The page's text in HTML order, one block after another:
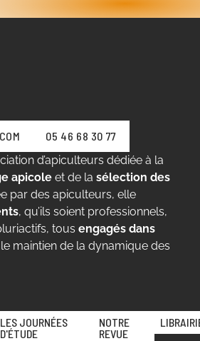
05 46 68 30 77
d’apiculteurs dédiée à la
apicole et de la sélection des
par des apiculteurs, elle
, qu’ils soient professionnels,
tous engagés dans
maintien de la dynamique des
LES JOURNÉES
D'ÉTUDE
NOTRE
REVUE